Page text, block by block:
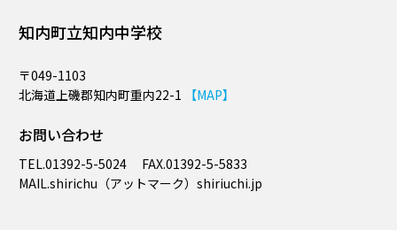
知内町立知内中学校
〒049-1103
北海道上磯郡知内町重内22-1
【MAP】
お問い合わせ
TEL.01392-5-5024 FAX.01392-5-5833
MAIL.​shirichu（アットマーク）shiriuchi.jp